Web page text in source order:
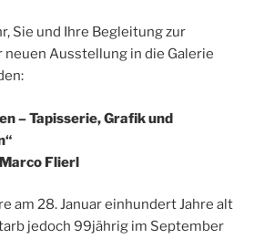
Sie und Ihre Begleitung zur
Ausstellung in die Galerie
– Tapisserie, Grafik und
Flierl
am 28. Januar einhundert Jahre alt
jedoch 99jährig im September